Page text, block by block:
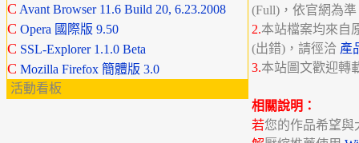
C Avant Browser 11.6 Build 20, 6.23.2008
C Opera 國際版 9.50
C SSL-Explorer 1.1.0 Beta
C Mozilla Firefox 簡體版 3.0
活動看板
(Full)，依官網為
2.本站檔案均來自
(出錯)，請徑洽 產
3.本站圖文歡迎轉
相關說明：
若您的作品希望